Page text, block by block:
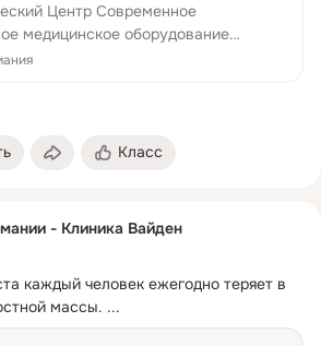
Центр Современное
медицинское оборудование
влияние на здоровье, а во
Центр северо-в...
Класс
- Клиника Вайден
каждый человек ежегодно теряет в
массы. ...